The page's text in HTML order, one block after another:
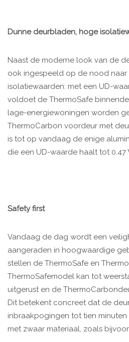
Dunne deurbladen, hoge
Naast de moderne look van de
ook ingespeeld op de nood naar
isolatiewaarden: met een UD-
voldoet de ThermoSafe
lage-energiewoningen worden
ThermoCarbon voordeur met
is tot op vandaag de enige
die een UD-waarde haalt tot 0.47
Safety first
Vandaag de dag wordt een
aangeraden in hoogwaardige
stellen de ThermoSafe en
ThermoSafemodel kan tot
uitgerust en de
Dit betekent concreet dat de
inbraakpogingen tot tien minuten
met zwaar materiaal, zoals